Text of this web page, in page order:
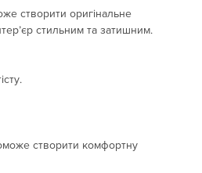
створити оригінальне
стильним та затишним.
створити комфортну